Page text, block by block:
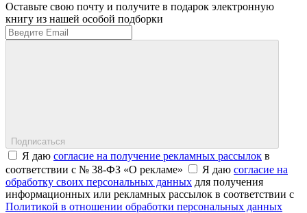
Оставьте свою почту и получите в подарок электронную
книгу из нашей особой подборки
Подписаться
Я даю согласие на получение рекламных рассылок в
соответствии с № 38-ФЗ «О рекламе»
Я даю согласие на
обработку своих персональных данных для получения
информационных или рекламных рассылок в соответствии с
Политикой в отношении обработки персональных данных